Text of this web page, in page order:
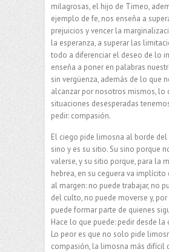
milagrosas, el hijo de Timeo,
ejemplo de fe, nos enseña a
prejuicios y vencer la
la esperanza, a superar las
todo a diferenciar el deseo de lo
enseña a poner en palabras
sin vergüenza, además de lo que
alcanzar por nosotros mismos, lo
situaciones desesperadas
pedir: compasión.
El ciego pide limosna al borde del
sino y es su sitio. Su sino porque
valerse, y su sitio porque, para la
hebrea, en su ceguera va implícito
al margen: no puede trabajar, no
del culto, no puede moverse y,
puede formar parte de quienes
Hace lo que puede: pedir desde la
Lo peor es que no solo pide
compasión, la limosna más difícil